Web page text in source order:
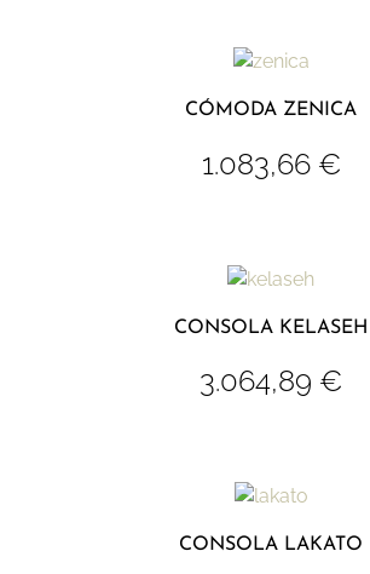
CÓMODA ZENICA
1.083,66 €
CONSOLA KELASEH
3.064,89 €
CONSOLA LAKATO